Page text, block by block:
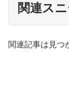
関連ス
関連記事は見つ